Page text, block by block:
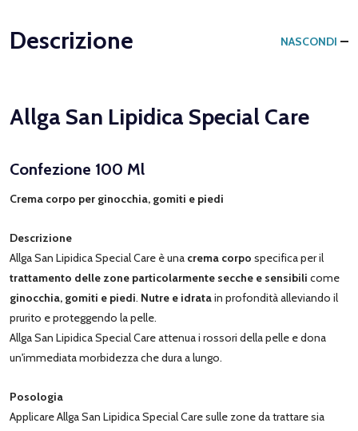
Descrizione NASCONDI
Allga San Lipidica Special Care
Confezione 100 Ml
Crema corpo per ginocchia, gomiti e piedi
Descrizione
Allga San Lipidica Special Care è una crema corpo specifica per il
trattamento delle zone particolarmente secche e sensibili come
ginocchia, gomiti e piedi. Nutre e idratain profondità alleviando il
prurito e proteggendo la pelle.
Allga San Lipidica Special Care attenua i rossori della pelle e dona
un'immediata morbidezza che dura a lungo.
Posologia
Applicare Allga San Lipidica Special Care sulle zone da trattare sia